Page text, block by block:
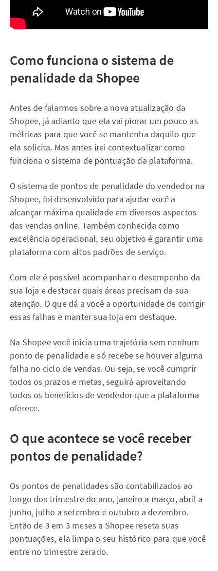
Como funciona o sistema de
penalidade da Shopee
Antes de falarmos sobre a nova atualização da
Shopee, já adianto que ela vai piorar um pouco as
métricas para que você se mantenha daquilo que
ela solicita. Mas antes irei contextualizar como
funciona o sistema de pontuação da plataforma.
O sistema de pontos de penalidade do vendedor na
Shopee, foi desenvolvido para ajudar você a
alcançar máxima qualidade em diversos aspectos
das vendas online. Também conhecida como
excelência operacional, seu objetivo é garantir uma
plataforma com altos padrões de serviço.
Com ele é possível acompanhar o desempenho da
sua loja e destacar quais áreas precisam da sua
atenção. O que dá a você a oportunidade de corrigir
essas falhas e manter sua loja em destaque.
Na Shopee você inicia uma trajetória sem nenhum
ponto de penalidade e só recebe se houver alguma
falha no ciclo de vendas. Ou seja, se você cumprir
todos os prazos e metas, seguirá aproveitando
todos os benefícios de vendedor que a plataforma
oferece.
O que acontece se você receber
pontos de penalidade?
Os pontos de penalidades são contabilizados ao
longo dos trimestre do ano, janeiro a março, abril a
junho, julho a setembro e outubro a dezembro.
Então de 3 em 3 meses a Shopee reseta suas
pontuações, ela limpa o seu histórico para que você
entre no trimestre zerado.